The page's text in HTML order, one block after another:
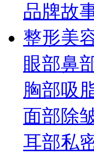
品牌故
整形美
眼部鼻
胸部吸
面部除
耳部私